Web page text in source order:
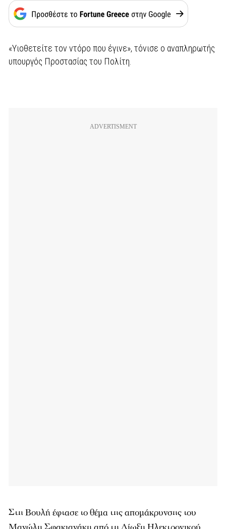
«Υιοθετείτε τον ντόρο που έγινε», τόνισε ο αναπληρωτής
υπουργός Προστασίας του Πολίτη.
Στη Βουλή έφτασε το θέμα της απομάκρυνσης του